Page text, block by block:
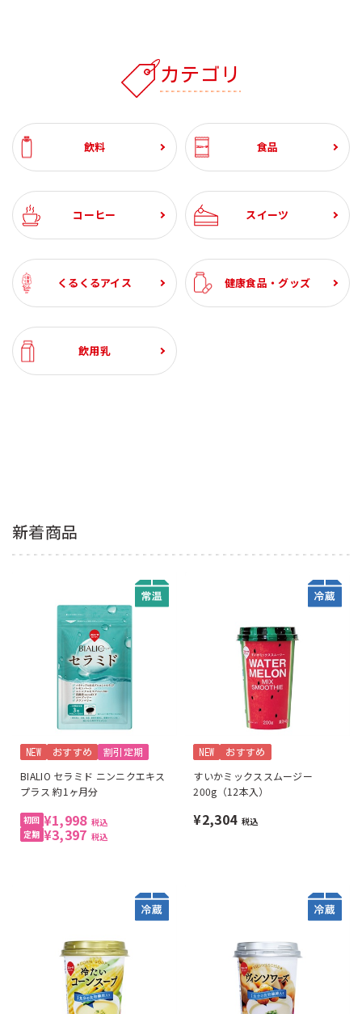
カテゴリ
飲料 食品
コーヒー スイーツ
くるくるアイス 健康食品・グッズ
飲用乳
新着商品
NEW おすすめ 割引定期
BIALIO セラミド ニンニクエキス
プラス 約1ヶ月分
¥1,998 税込
¥3,397 税込
NEW おすすめ
すいかミックススムージー
200g（12本入）
¥2,304 税込